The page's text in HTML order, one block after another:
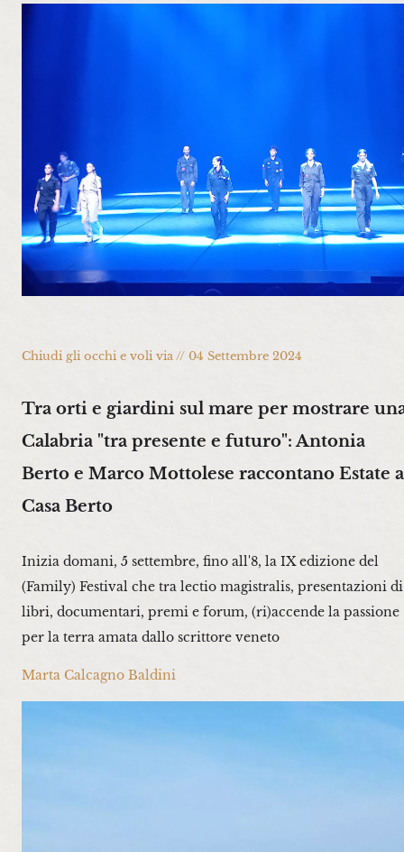
Tra orti e giardini sul mare per mostrare
Calabria "tra presente e futuro": Antonia
Berto e Marco Mottolese raccontano Estate a
Casa Berto
Inizia domani, 5 settembre, fino all'8, la IX edizione del
(Family) Festival che tra lectio magistralis, presentazioni di
libri, documentari, premi e forum, (ri)accende la passione
per la terra amata dallo scrittore veneto
Marta Calcagno Baldini
Chiudi gli occhi e voli via // 04 Settembre 2024